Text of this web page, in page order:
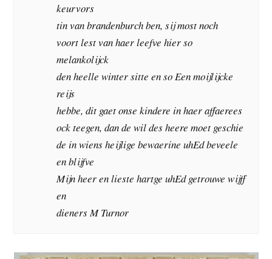
keurvors
tin van brandenburch ben, sij most noch
voort lest van haer leefve hier so
melankolijck
den heelle winter sitte en so Een moijlijcke
reijs
hebbe, dit gaet onse kindere in haer affaerees
ock teegen, dan de wil des heere moet geschie
de in wiens heijlige bewaerine uhEd beveele
en blijfve
Mijn heer en lieste hartge uhEd getrouwe wijff
en
dieners M Turnor